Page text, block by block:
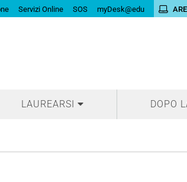
Servizi Online SOS myDesk@edu
LAUREARSI DOPO